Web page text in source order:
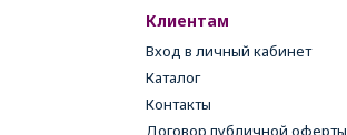
Клиентам
Вход в личный кабинет
Каталог
Контакты
Договор публичной оферты